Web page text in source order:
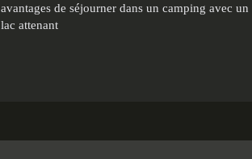
avantages de séjourner dans un camping avec un
lac attenant